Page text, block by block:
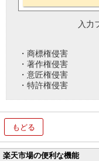
入力
・商標権侵害
・著作権侵害
・意匠権侵害
・特許権侵害
もどる
楽天市場の便利な機能